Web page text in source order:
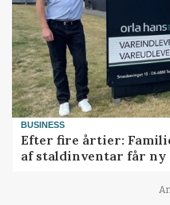
BUSINESS
Efter fire årtier:
af staldinventar får ny